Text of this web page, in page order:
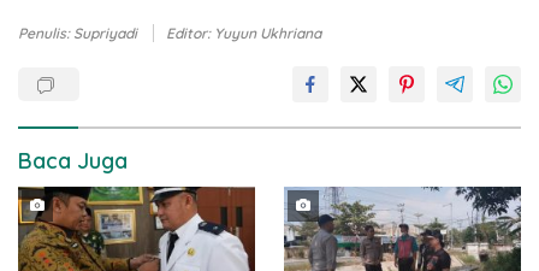
Penulis: Supriyadi Editor: Yuyun Ukhriana
Baca Juga